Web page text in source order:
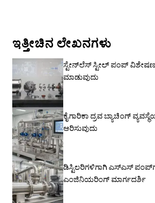
ಇತ್ತೀಚಿನ ಲೇಖನಗಳು
ಸ್ಟೇನ್‌ಲೆಸ್ ಸ್ಟೀಲ್ ಪಂಪ್
ಮಾಡುವುದು
ಕೈಗಾರಿಕಾ ದ್ರವ ಬ್ಯಾಚಿಂಗ್
ಆರಿಸುವುದು
ಡಿಸ್ಟಿಲರಿಗಳಿಗಾಗಿ ಎಸ್‌ಎಸ್
ಎಂಜಿನಿಯರಿಂಗ್ ಮಾರ್ಗದರ್ಶಿ